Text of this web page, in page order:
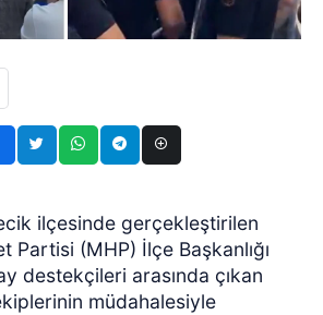
ilçesinde gerçekleştirilen
Partisi (MHP) İlçe Başkanlığı
destekçileri arasında çıkan
müdahalesiyle